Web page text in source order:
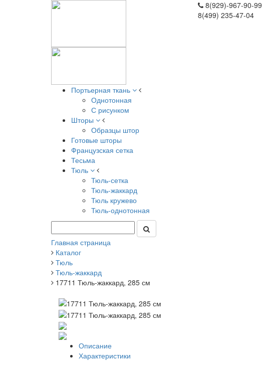
8(929)-967-90-99
8(499) 235-47-04
Портьерная ткань
Однотонная
С рисунком
Шторы
Образцы штор
Готовые шторы
Французская сетка
Тесьма
Тюль
Тюль-сетка
Тюль-жаккард
Тюль кружево
Тюль-однотонная
Главная страница
Каталог
Тюль
Тюль-жаккард
17711 Тюль-жаккард, 285 см
Описание
Характеристики